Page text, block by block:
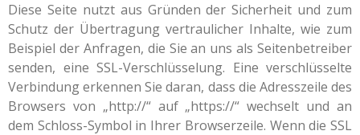
Diese Seite nutzt aus Gründen der Sicherheit und zum
Schutz der Übertragung vertraulicher Inhalte, wie zum
Beispiel der Anfragen, die Sie an uns als Seitenbetreiber
senden, eine SSL-Verschlüsselung. Eine verschlüsselte
Verbindung erkennen Sie daran, dass die Adresszeile des
Browsers von „http://“ auf „https://“ wechselt und an
dem Schloss-Symbol in Ihrer Browserzeile. Wenn die SSL